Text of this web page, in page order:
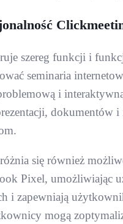
szereg funkcji i
seminaria
i
dokumentów
się również
Pixel, umożliwiając
i zapewniają
mogą